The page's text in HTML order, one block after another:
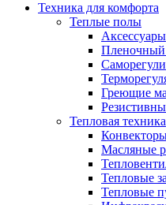
Техника для комфорта
Теплые полы
Аксессуары
Греющие
Тепловая техника
Масляные
Тепловые
Тепловые